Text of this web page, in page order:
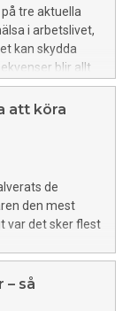
tre aktuella
i arbetslivet,
kan skydda
blir allt
att köra
de
den mest
var det sker flest
– så